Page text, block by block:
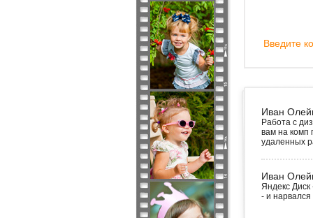
Введите
Иван
Работа с
вам на комп
удаленных
Иван
Яндекс Диск
- и нарвался